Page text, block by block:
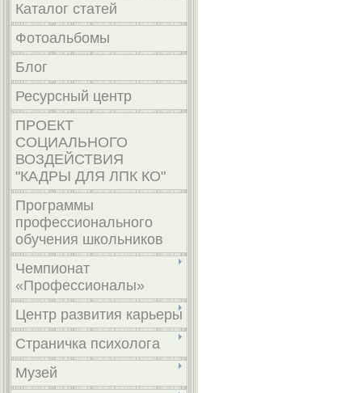
Каталог статей
Фотоальбомы
Блог
Ресурсный центр
ПРОЕКТ
СОЦИАЛЬНОГО
ВОЗДЕЙСТВИЯ
"КАДРЫ ДЛЯ ЛПК КО"
Программы
профессионального
обучения школьников
Чемпионат
«Профессионалы»
Центр развития карьеры
Страничка психолога
Музей